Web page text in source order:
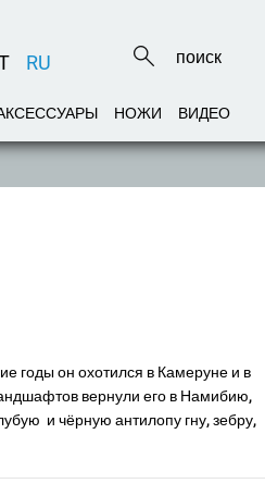
RU
НОЖИ ВИДЕО
годы он охотился в Камеруне и в
вернули его в Намибию,
и чёрную антилопу гну, зебру,